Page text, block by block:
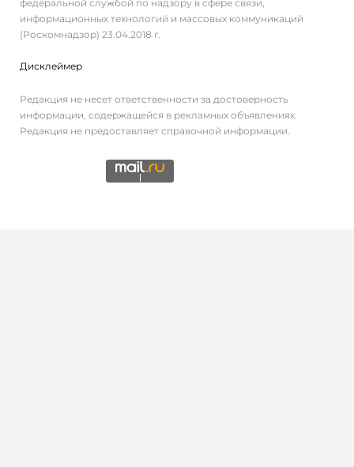
федеральной службой по надзору в сфере связи,
информационных технологий и массовых коммуникаций
(Роскомнадзор) 23.04.2018 г.
Дисклеймер
Редакция не несет ответственности за достоверность
информации, содержащейся в рекламных объявлениях.
Редакция не предоставляет справочной информации.